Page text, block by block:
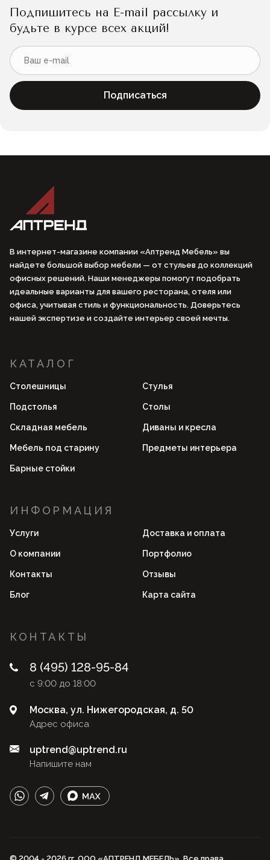
Подпишитесь на E-mail рассылку и
будьте в курсе всех акций!
Подписаться
В интернет-магазине компании «Аптренд Мебель» вы
найдете большой выбор мебели — от стульев до коллекций
офисных решений. Наши менеджеры помогут подобрать
идеальные варианты для вашего ресторана, отеля или
офиса, учитывая стиль и функциональность. Доверьтесь
нашей экспертизе и создайте интерьер своей мечты.
КАТАЛОГ
Столешницы Стулья
Подстолья Столы
Складная мебель Диваны и кресла
Мебель под старину Предметы интерьера
Барные стойки
ИНФОРМАЦИЯ
Услуги Доставка и оплата
О компании Портфолио
Контакты Отзывы
Блог Карта сайта
КОНТАКТЫ
8 (495) 128-95-84
с 9:00 до 18:00
Адрес офиса
Москва, ул. Нижегородская, д. 50
Напишите нам
uptrend@uptrend.ru